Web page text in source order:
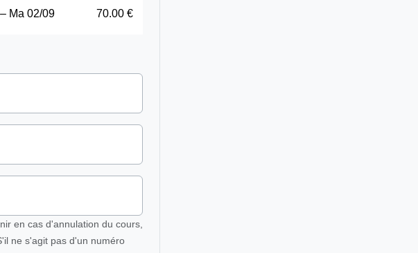
Ma 02/09
70.00 €
en cas d'annulation du cours,
ne s'agit pas d'un numéro